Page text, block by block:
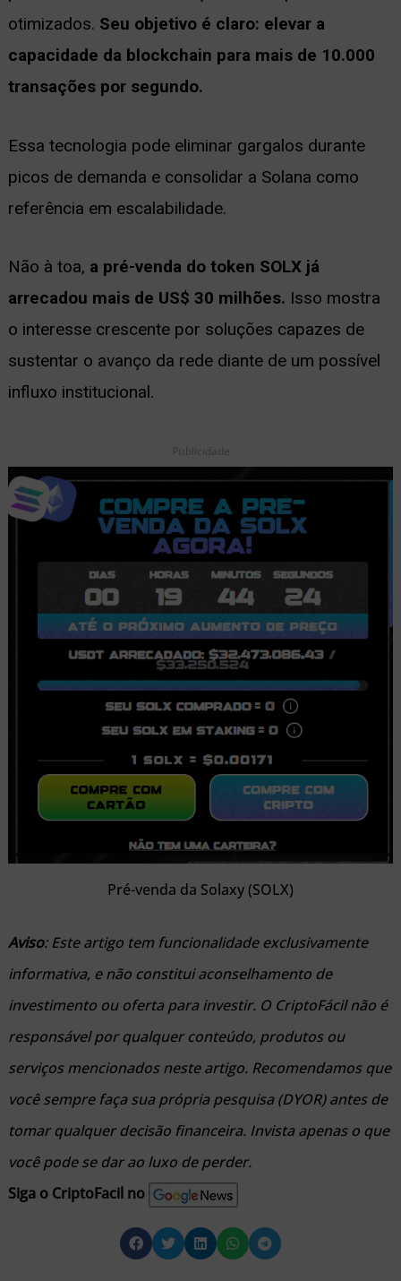
otimizados. Seu objetivo é claro: elevar a
capacidade da blockchain para mais de 10.000
transações por segundo.
Essa tecnologia pode eliminar gargalos durante
picos de demanda e consolidar a Solana como
referência em escalabilidade.
Não à toa, a pré-venda do token SOLX já
arrecadou mais de US$ 30 milhões. Isso mostra
o interesse crescente por soluções capazes de
sustentar o avanço da rede diante de um possível
influxo institucional.
Publicidade
Pré-venda da Solaxy (SOLX)
Aviso: Este artigo tem funcionalidade exclusivamente
informativa, e não constitui aconselhamento de
investimento ou oferta para investir. O CriptoFácil não é
responsável por qualquer conteúdo, produtos ou
serviços mencionados neste artigo. Recomendamos que
você sempre faça sua própria pesquisa (DYOR) antes de
tomar qualquer decisão financeira. Invista apenas o que
você pode se dar ao luxo de perder.
Siga o CriptoFacil no